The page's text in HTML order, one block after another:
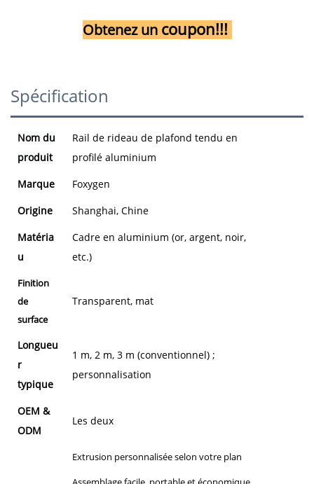
Obtenez un coupon!!!
Spécification
Nom du
produit
Rail de rideau de plafond tendu en
profilé aluminium
Marque
Foxygen
Origine
Shanghai, Chine
Matéria
u
Cadre en aluminium (or, argent, noir,
etc.)
Finition
de
surface
Transparent, mat
Longueu
r
typique
1 m, 2 m, 3 m (conventionnel) ;
personnalisation
OEM &
ODM
Les deux
Extrusion personnalisée selon votre plan